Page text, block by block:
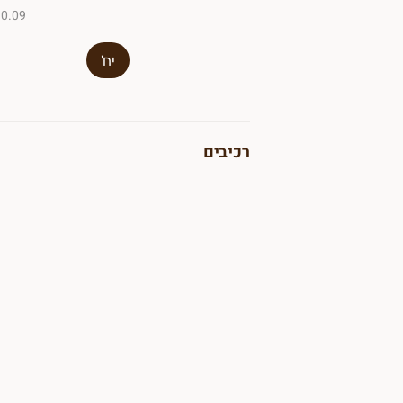
₪0.09 ל-
יח'
רכיבים